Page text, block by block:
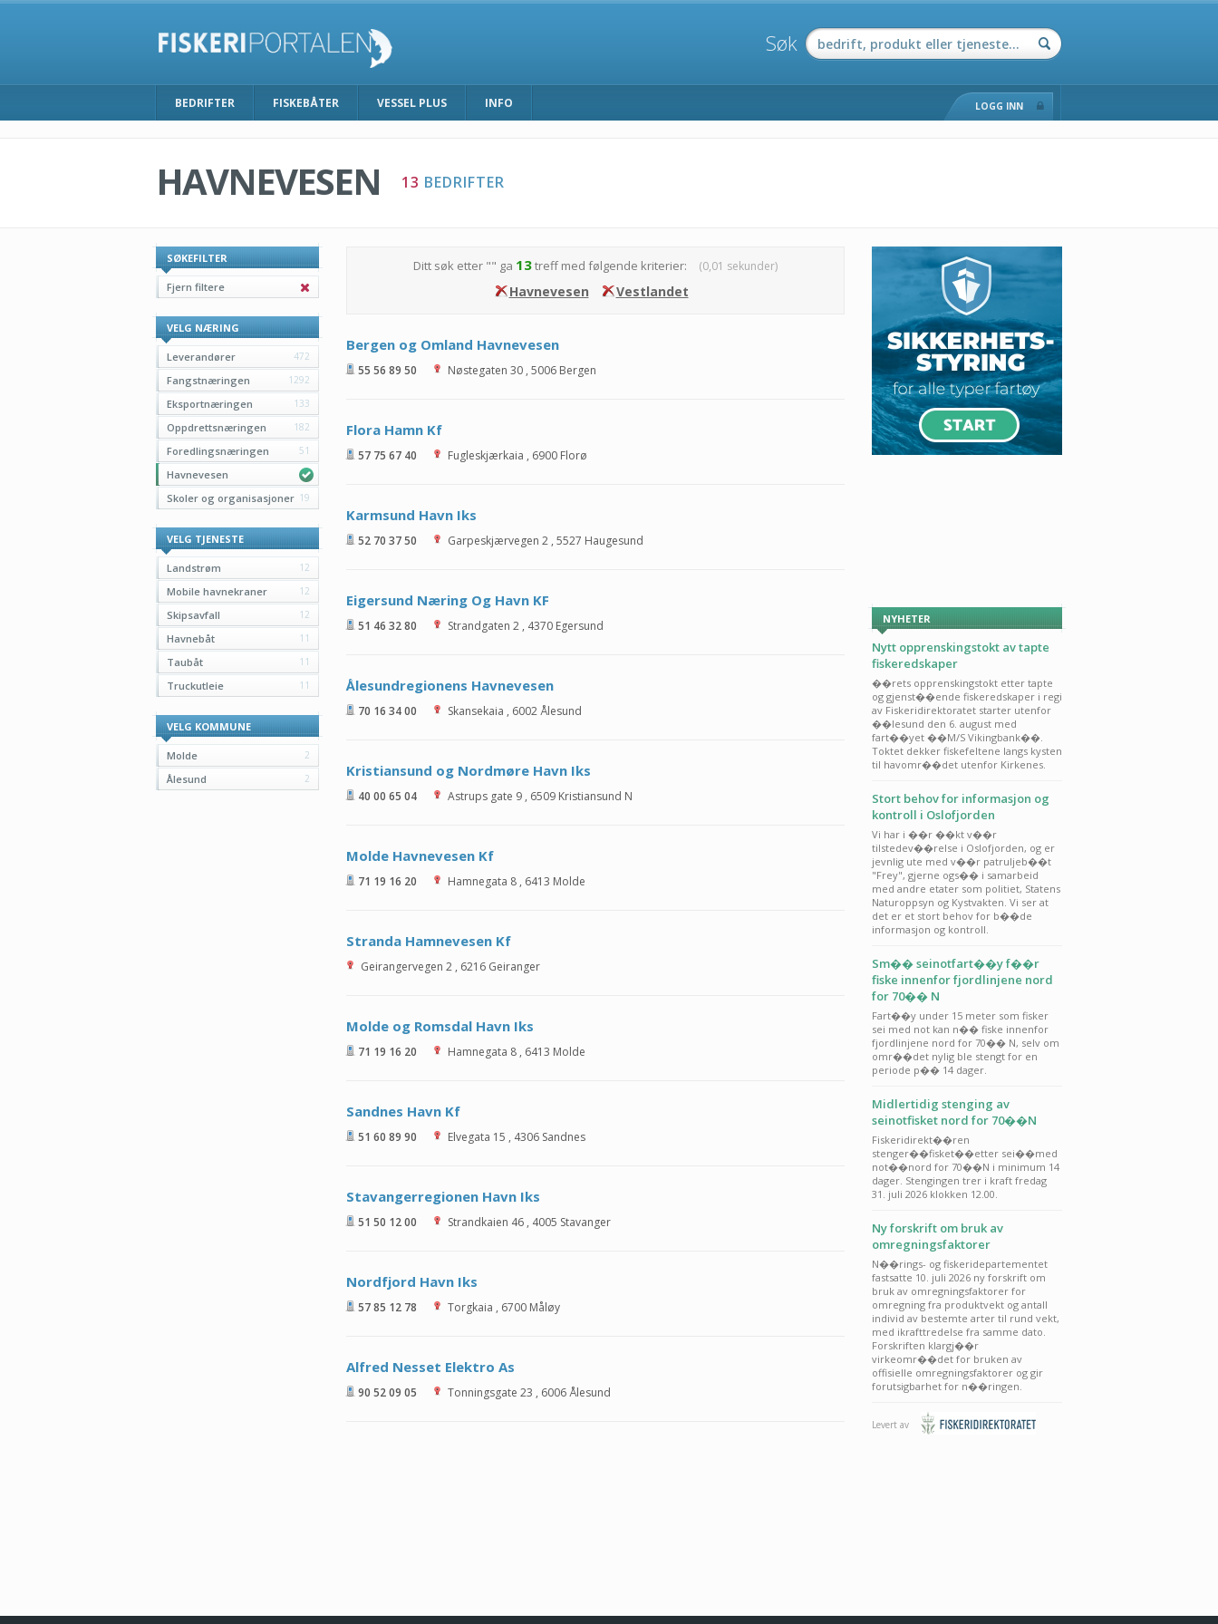
Søk
BEDRIFTER FISKEBÅTER VESSEL PLUS INFO LOGG INN
HAVNEVESEN 13 BEDRIFTER
SØKEFILTER
Fjern filtere
VELG NÆRING
Leverandører 472
Fangstnæringen 1292
Eksportnæringen 133
Oppdrettsnæringen 182
Foredlingsnæringen 51
Havnevesen
Skoler og organisasjoner 19
VELG TJENESTE
Landstrøm 12
Mobile havnekraner 12
Skipsavfall 12
Havnebåt 11
Taubåt 11
Truckutleie 11
VELG KOMMUNE
Molde 2
Ålesund 2
Ditt søk etter "" ga 13treff med følgende kriterier: (0,01 sekunder)
Havnevesen Vestlandet
Bergen og Omland Havnevesen
55 56 89 50 Nøstegaten 30 , 5006 Bergen
Flora Hamn Kf
57 75 67 40 Fugleskjærkaia , 6900 Florø
Karmsund Havn Iks
52 70 37 50 Garpeskjærvegen 2 , 5527 Haugesund
Eigersund Næring Og Havn KF
51 46 32 80 Strandgaten 2 , 4370 Egersund
Ålesundregionens Havnevesen
70 16 34 00 Skansekaia , 6002Ålesund
Kristiansund og Nordmøre Havn Iks
40 00 65 04 Astrups gate 9 , 6509 Kristiansund N
Molde Havnevesen Kf
71 19 16 20 Hamnegata 8 , 6413 Molde
Stranda Hamnevesen Kf
Geirangervegen 2 , 6216 Geiranger
Molde og Romsdal Havn Iks
71 19 16 20 Hamnegata 8 , 6413 Molde
Sandnes Havn Kf
51 60 89 90 Elvegata 15 , 4306 Sandnes
Stavangerregionen Havn Iks
51 50 12 00 Strandkaien 46 , 4005 Stavanger
Nordfjord Havn Iks
57 85 12 78 Torgkaia , 6700 Måløy
Alfred Nesset Elektro As
90 52 09 05 Tonningsgate 23 , 6006Ålesund
NYHETER
Nytt opprenskingstokt av tapte
fiskeredskaper
��rets opprenskingstokt etter tapte
og gjenst��ende fiskeredskaper i regi
av Fiskeridirektoratet starter utenfor
��lesund den 6. august med
fart��yet ��M/S Vikingbank��.
Toktet dekker fiskefeltene langs kysten
til havomr��det utenfor Kirkenes.
Stort behov for informasjon og
kontroll i Oslofjorden
Vi har i ��r ��kt v��r
tilstedev��relse i Oslofjorden, og er
jevnlig ute med v��r patruljeb��t
"Frey", gjerne ogs�� i samarbeid
med andre etater som politiet, Statens
Naturoppsyn og Kystvakten. Vi ser at
det er et stort behov for b��de
informasjon og kontroll.
Sm�� seinotfart��y f��r
fiske innenfor fjordlinjene nord
for 70�� N
Fart��y under 15 meter som fisker
sei med not kan n�� fiske innenfor
fjordlinjene nord for 70�� N, selv om
omr��det nylig ble stengt for en
periode p�� 14 dager.
Midlertidig stenging av
seinotfisket nord for 70��N
Fiskeridirekt��ren
stenger��fisket��etter sei��med
not��nord for 70��N i minimum 14
dager. Stengingen trer i kraft fredag
31. juli 2026 klokken 12.00.
Ny forskrift om bruk av
omregningsfaktorer
N��rings- og fiskeridepartementet
fastsatte 10. juli 2026 ny forskrift om
bruk av omregningsfaktorer for
omregning fra produktvekt og antall
individ av bestemte arter til rund vekt,
med ikrafttredelse fra samme dato.
Forskriften klargj��r
virkeomr��det for bruken av
offisielle omregningsfaktorer og gir
forutsigbarhet for n��ringen.
Levert av